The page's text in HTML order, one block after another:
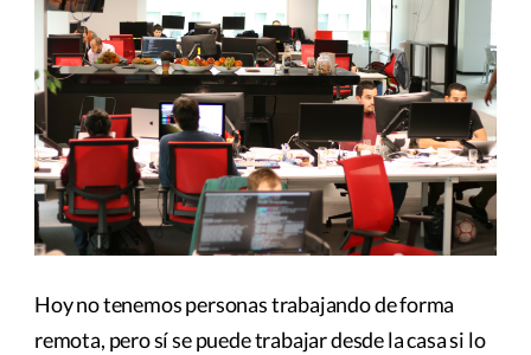
Hoy no tenemos personas trabajando de forma
remota, pero sí se puede trabajar desde la casa si lo